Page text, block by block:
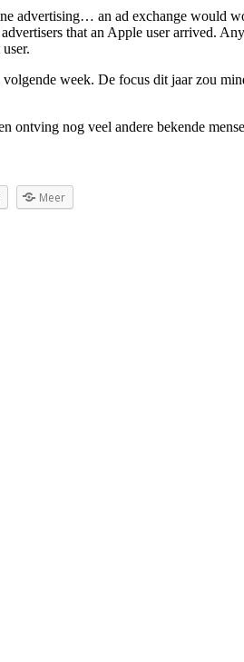
advertising… an ad exchange would
that an Apple user arrived.
week. De focus dit jaar zou
nog veel andere bekende
Meer